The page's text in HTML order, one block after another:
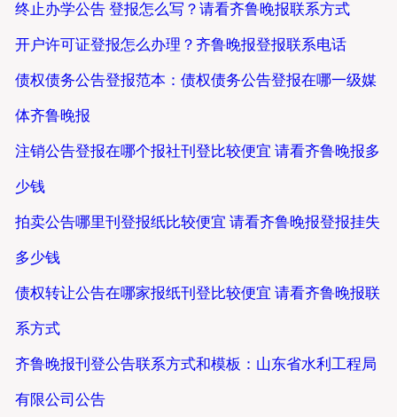
终止办学公告 登报怎么写？请看齐鲁晚报联系方式
开户许可证登报怎么办理？齐鲁晚报登报联系电话
债权债务公告登报范本：债权债务公告登报在哪一级媒
体齐鲁晚报
注销公告登报在哪个报社刊登比较便宜 请看齐鲁晚报多
少钱
拍卖公告哪里刊登报纸比较便宜 请看齐鲁晚报登报挂失
多少钱
债权转让公告在哪家报纸刊登比较便宜 请看齐鲁晚报联
系方式
齐鲁晚报刊登公告联系方式和模板：山东省水利工程局
有限公司公告